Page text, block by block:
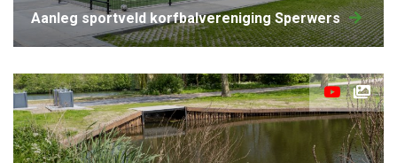
aanleg sportveld korfbalvereniging Sperwers